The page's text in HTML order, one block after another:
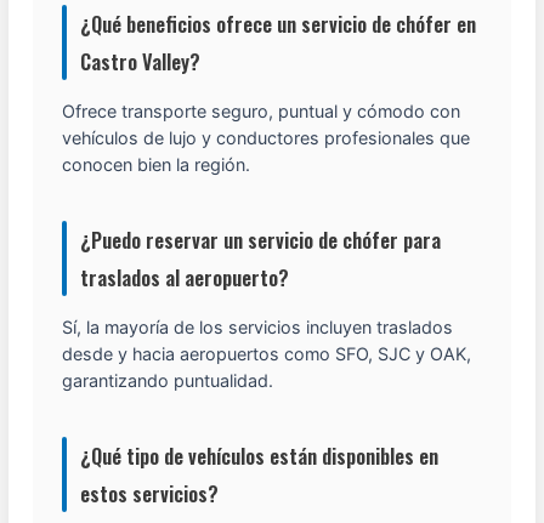
¿Qué beneficios ofrece un servicio de chófer en
Castro Valley?
Ofrece transporte seguro, puntual y cómodo con
vehículos de lujo y conductores profesionales que
conocen bien la región.
¿Puedo reservar un servicio de chófer para
traslados al aeropuerto?
Sí, la mayoría de los servicios incluyen traslados
desde y hacia aeropuertos como SFO, SJC y OAK,
garantizando puntualidad.
¿Qué tipo de vehículos están disponibles en
estos servicios?